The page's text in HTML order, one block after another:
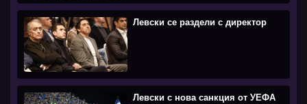
Левски се раздели с директор
Левски с нова санкция от УЕФА